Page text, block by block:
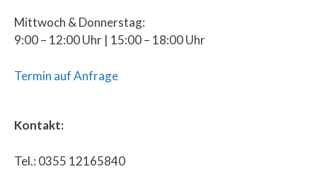
Mittwoch & Donnerstag:
9:00 – 12:00 Uhr | 15:00 – 18:00 Uhr
Termin auf Anfrage
Kontakt:
Tel.: 0355 12165840